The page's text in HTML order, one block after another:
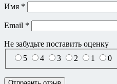
Имя *
Email *
Не забудьте поставить оценку
5
4 3 2 1 0